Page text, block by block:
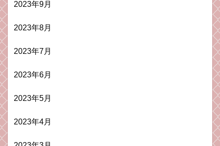
2023年9月
2023年8月
2023年7月
2023年6月
2023年5月
2023年4月